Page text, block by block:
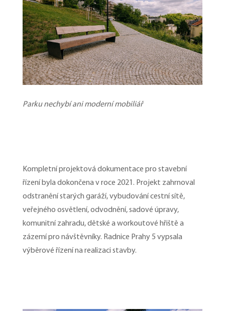
Parku nechybí ani moderní mobiliář
Kompletní projektová dokumentace pro stavební
řízení byla dokončena v roce 2021. Projekt zahrnoval
odstranění starých garáží, vybudování cestní sítě,
veřejného osvětlení, odvodnění, sadové úpravy,
komunitní zahradu, dětské a workoutové hřiště a
zázemí pro návštěvníky. Radnice Prahy 5 vypsala
výběrové řízení na realizaci stavby.